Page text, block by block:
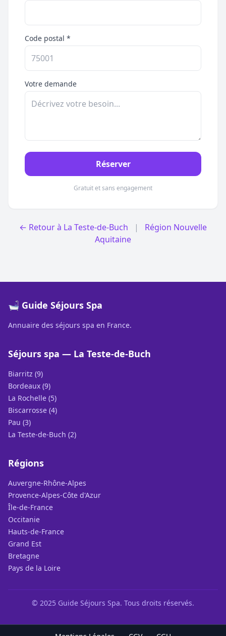
Code postal *
Votre demande
Réserver
Gratuit et sans engagement
← Retour à La Teste-de-Buch |
Région Nouvelle
Aquitaine
🛁 Guide Séjours Spa
Annuaire des séjours spa en France.
Séjours spa — La Teste-de-Buch
Biarritz (9)
Bordeaux (9)
La Rochelle (5)
Biscarrosse (4)
Pau (3)
La Teste-de-Buch (2)
Régions
Auvergne-Rhône-Alpes
Provence-Alpes-Côte d'Azur
Île-de-France
Occitanie
Hauts-de-France
Grand Est
Bretagne
Pays de la Loire
© 2025 Guide Séjours Spa. Tous droits réservés.